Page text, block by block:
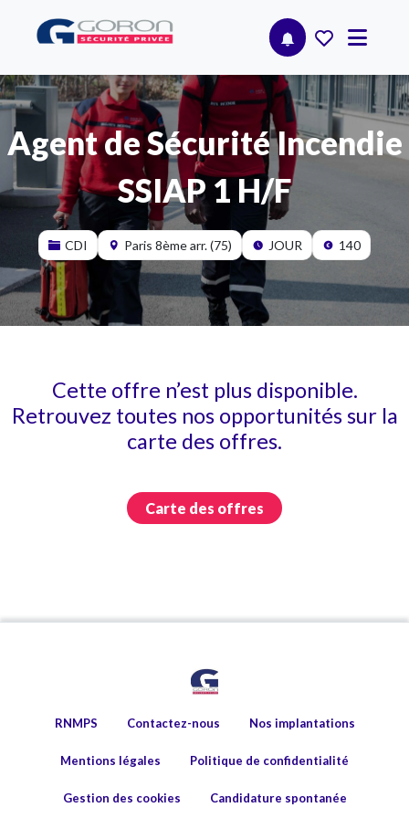
Agent de Sécurité Incendie
SSIAP 1 H/F
CDI Paris 8ème arr. (75) JOUR 140
Cette offre n’est plus disponible.
Retrouvez toutes nos opportunités sur la
carte des offres.
Carte des offres
RNMPS Contactez-nous Nos implantations
Mentions légales Politique de confidentialité
Gestion des cookies Candidature spontanée